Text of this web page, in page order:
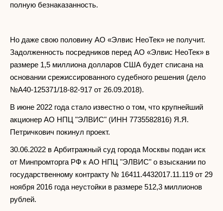
полную безнаказанность.
Но даже свою половину АО «Элвис НеоТек» не получит.
Задолженность посредников перед АО «Элвис НеоТек» в
размере 1,5 миллиона долларов США будет списана на
основании срежиссированного судебного решения (дело
№А40-125371/18-82-917 от 26.09.2018).
В июне 2022 года стало известно о том, что крупнейший
акционер АО НПЦ "ЭЛВИС" (ИНН 7735582816) Я.Я.
Петричкович покинул проект.
30.06.2022 в Арбитражный суд города Москвы подан иск
от Минпромторга РФ к АО НПЦ "ЭЛВИС" о взыскании по
государственному контракту № 16411.4432017.11.119 от 29
ноября 2016 года неустойки в размере 512,3 миллионов
рублей.